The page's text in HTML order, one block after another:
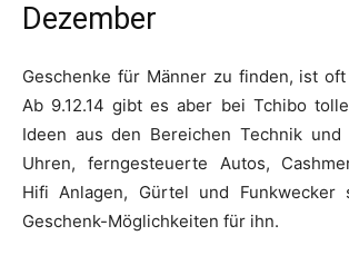
Dezember
Geschenke für Männer zu finden, ist
Ab 9.12.14 gibt es aber bei Tchibo
Ideen aus den Bereichen Technik und
Uhren, ferngesteuerte Autos,
Hifi Anlagen, Gürtel und Funkwecker
Geschenk-Möglichkeiten für ihn.